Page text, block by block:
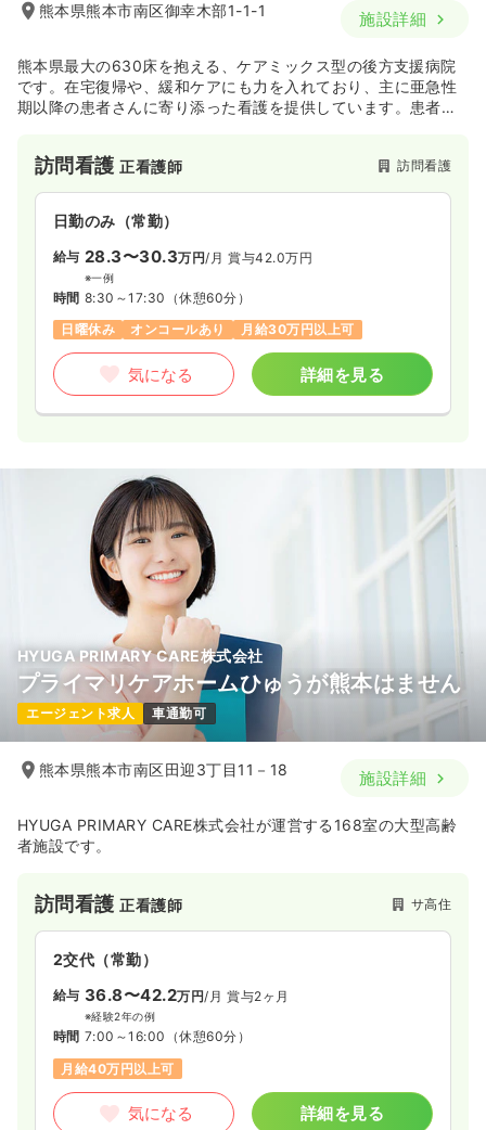
熊本県熊本市南区御幸木部1-1-1 施設詳細
熊本県最大の630床を抱える、ケアミックス型の後方支援病院
です。在宅復帰や、緩和ケアにも力を入れており、主に亜急性
期以降の患者さんに寄り添った看護を提供しています。患者さ
訪問看護正看護師 訪問看護
日勤のみ（常勤）
給与 28.3〜30.3万円/月 賞与42.0万円
※一例
時間 8:30～17:30 （休憩60分）
日曜休み
オンコールあり 月給30万円以上可
気になる 詳細を見る
HYUGA PRIMARY CARE株式会社
プライマリケアホームひゅうが熊本はません
エージェント求人 車通勤可
熊本県熊本市南区田迎3丁目11－18 施設詳細
HYUGA PRIMARY CARE株式会社が運営する168室の大型高齢
者施設です。
訪問看護正看護師 サ高住
2交代（常勤）
給与 36.8〜42.2万円/月 賞与2ヶ月
※経験2年の例
時間 7:00～16:00 （休憩60分）
月給40万円以上可
気になる 詳細を見る